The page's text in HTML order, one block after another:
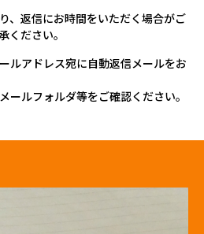
、返信にお時間をいただく場合がご
ください。
ルアドレス宛に自動返信メールをお
ールフォルダ等をご確認ください。